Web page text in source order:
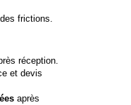
frictions.
réception.
et devis
après